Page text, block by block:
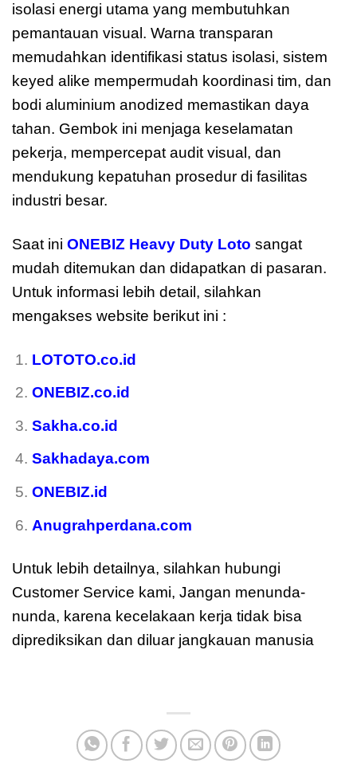
isolasi energi utama yang membutuhkan
pemantauan visual. Warna transparan
memudahkan identifikasi status isolasi, sistem
keyed alike mempermudah koordinasi tim, dan
bodi aluminium anodized memastikan daya
tahan. Gembok ini menjaga keselamatan
pekerja, mempercepat audit visual, dan
mendukung kepatuhan prosedur di fasilitas
industri besar.
Saat ini ONEBIZ Heavy Duty Loto sangat
mudah ditemukan dan didapatkan di pasaran.
Untuk informasi lebih detail, silahkan
mengakses website berikut ini :
LOTOTO.co.id
ONEBIZ.co.id
Sakha.co.id
Sakhadaya.com
ONEBIZ.id
Anugrahperdana.com
Untuk lebih detailnya, silahkan hubungi
Customer Service kami, Jangan menunda-
nunda, karena kecelakaan kerja tidak bisa
diprediksikan dan diluar jangkauan manusia